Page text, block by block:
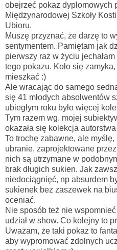
obejrzeć pokaz dyplomowych
Międzynarodowej Szkoły
Ubioru.
Muszę przyznać, że darzę to
sentymentem. Pamiętam jak
pierwszy raz w życiu
tego pokazu. Koło się
mieszkać :)
Ale wracając do samego
się 41 młodych absolwentów
ubiegłym roku było więcej
Tym razem wg. mojej
okazała się kolekcja
To trochę zabawne, ale
ubranie, zaprojektowane
nich są utrzymane w
brak długich sukien. Jak
niedociągnięć, np absurdem
sukienek bez zaszewek na
oceniać.
Nie sposób też nie
udział w show. Co kolejny to
Uważam, że taki pokaz to
aby wypromować zdolnych